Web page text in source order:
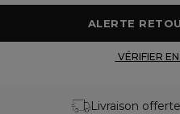
Livraison